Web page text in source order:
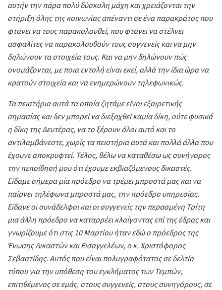
αυτήν την πάρα πολύ δύσκολη μάχη και χρειάζονται την
στήριξη όλης της κοινωνίας απέναντι σε ένα παρακράτος που
φτάνει να τους παρακολουθεί, που φτάνει να στέλνει
ασφαλίτες να παρακολουθούν τους συγγενείς και να μην
δηλώνουν τα στοιχεία τους. Και να μην δηλώνουν πώς
ονομάζονται, με ποια εντολή είναι εκεί, αλλά την ίδια ώρα να
κρατούν στοιχεία και να ενημερώνουν τηλεφωνικώς.
Τα πειστήρια αυτά τα οποία ζητάμε είναι εξαιρετικής
σημασίας και δεν μπορεί να διεξαχθεί καμία δίκη, ούτε φυσικά
η δίκη της Δευτέρας, να το ξέρουν όλοι αυτό και το
αντιλαμβάνεστε, χωρίς τα πειστήρια αυτά και πολλά άλλα που
έχουνε αποκρυφτεί. Τέλος, θέλω να καταθέσω ως συνήγορος
την πεποίθησή μου ότι έχουμε εκβιαζόμενους δικαστές.
Είδαμε σήμερα μία πρόεδρο να τρέμει μπροστά μας και να
παίρνει τηλέφωνα μπροστά μας, την πρόεδρο υπηρεσίας.
Είδανε οι συνάδελφοι και οι συγγενείς την περασμένη Τρίτη
μια άλλη πρόεδρο να καταρρέει κλαίγοντας επί της έδρας και
γνωρίζουμε ότι στις 10 Μαρτίου ήταν εδώ ο πρόεδρος της
Ένωσης Δικαστών και Εισαγγελέων, ο κ. Χριστόφορος
Σεβαστίδης. Αυτός που είναι πολυγραφότατος σε δελτία
τύπου για την υπόθεση του εγκλήματος των Τεμπών,
επιτιθέμενος σε εμάς, στους συγγενείς, στους συνηγόρους, σε